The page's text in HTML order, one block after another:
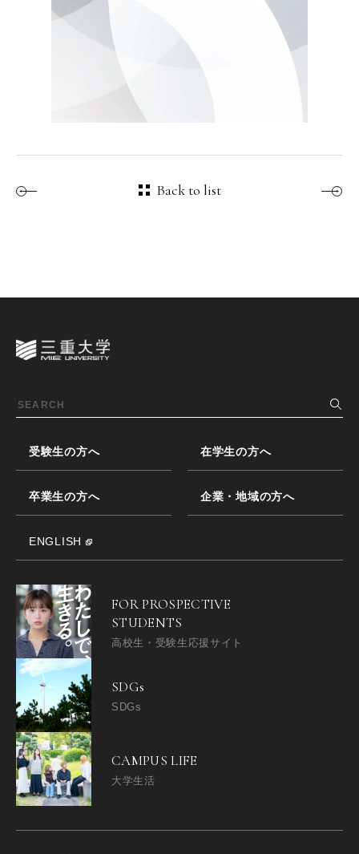
Back to list
受験生の方へ 在学生の方へ
卒業生の方へ 企業・地域の方へ
ENGLISH
FOR PROSPECTIVE
STUDENTS
高校生・受験生応援サイト
SDGs
SDGs
CAMPUS LIFE
大学生活